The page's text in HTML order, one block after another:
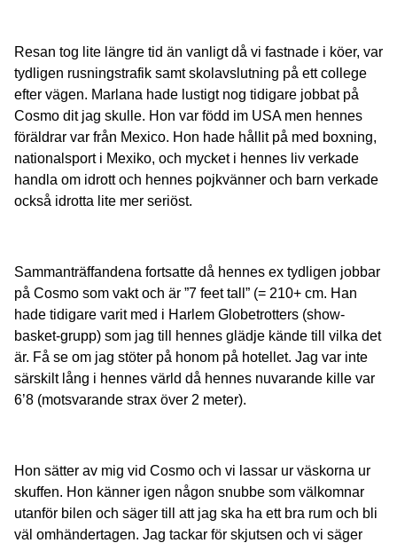
Resan tog lite längre tid än vanligt då vi fastnade i köer, var
tydligen rusningstrafik samt skolavslutning på ett college
efter vägen. Marlana hade lustigt nog tidigare jobbat på
Cosmo dit jag skulle. Hon var född im USA men hennes
föräldrar var från Mexico. Hon hade hållit på med boxning,
nationalsport i Mexiko, och mycket i hennes liv verkade
handla om idrott och hennes pojkvänner och barn verkade
också idrotta lite mer seriöst.
Sammanträffandena fortsatte då hennes ex tydligen jobbar
på Cosmo som vakt och är ”7 feet tall” (= 210+ cm. Han
hade tidigare varit med i Harlem Globetrotters (show-
basket-grupp) som jag till hennes glädje kände till vilka det
är. Få se om jag stöter på honom på hotellet. Jag var inte
särskilt lång i hennes värld då hennes nuvarande kille var
6’8 (motsvarande strax över 2 meter).
Hon sätter av mig vid Cosmo och vi lassar ur väskorna ur
skuffen. Hon känner igen någon snubbe som välkomnar
utanför bilen och säger till att jag ska ha ett bra rum och bli
väl omhändertagen. Jag tackar för skjutsen och vi säger